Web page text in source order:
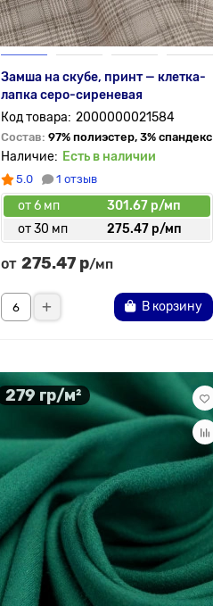
Замша на скубе, принт — клетка-
лапка серо-сиреневая
2000000021584
Состав: 97% полиэстер, 3% спандекс
Есть в наличии
5.0 1 отзыв
от 6 мп
301.67 р/мп
от 30 мп
275.47 р/мп
от 275.47 р/мп
В корзину
279 гр/м²